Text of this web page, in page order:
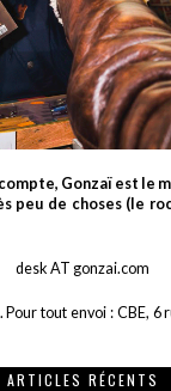
Gonzaï est le
peu de choses (le
desk AT gonzai.com
tout envoi : CBE, 6
ARTICLES RÉCENTS